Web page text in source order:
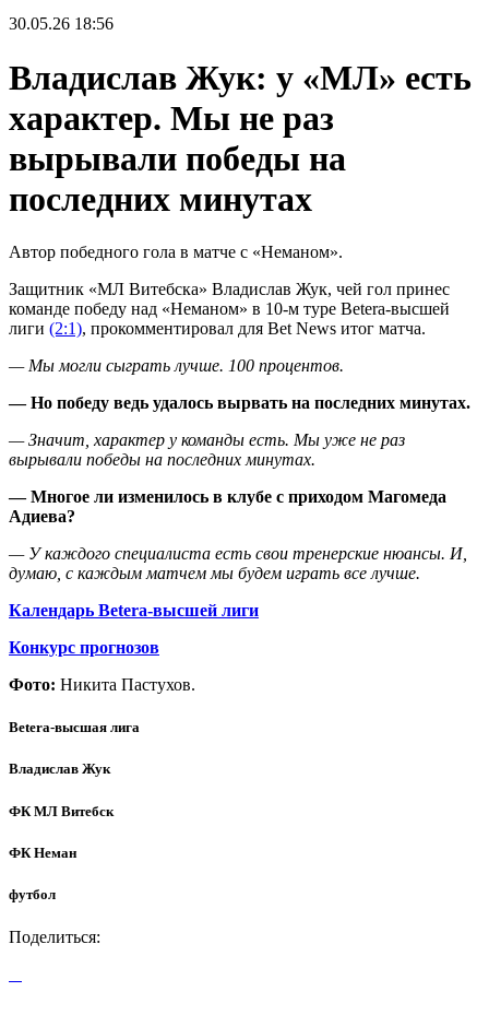
30.05.26 18:56
Владислав Жук: у «МЛ» есть
характер. Мы не раз
вырывали победы на
последних минутах
Автор победного гола в матче с «Неманом».
Защитник «МЛ Витебска» Владислав Жук, чей гол принес
команде победу над «Неманом» в 10-м туре Betera-высшей
лиги (2:1), прокомментировал для Bet News итог матча.
— Мы могли сыграть лучше. 100 процентов.
— Но победу ведь удалось вырвать на последних минутах.
— Значит, характер у команды есть. Мы уже не раз
вырывали победы на последних минутах.
— Многое ли изменилось в клубе с приходом Магомеда
Адиева?
— У каждого специалиста есть свои тренерские нюансы. И,
думаю, с каждым матчем мы будем играть все лучше.
Календарь Betera-высшей лиги
Конкурс прогнозов
Фото: Никита Пастухов.
Betera-высшая лига
Владислав Жук
ФК МЛ Витебск
ФК Неман
футбол
Поделиться: